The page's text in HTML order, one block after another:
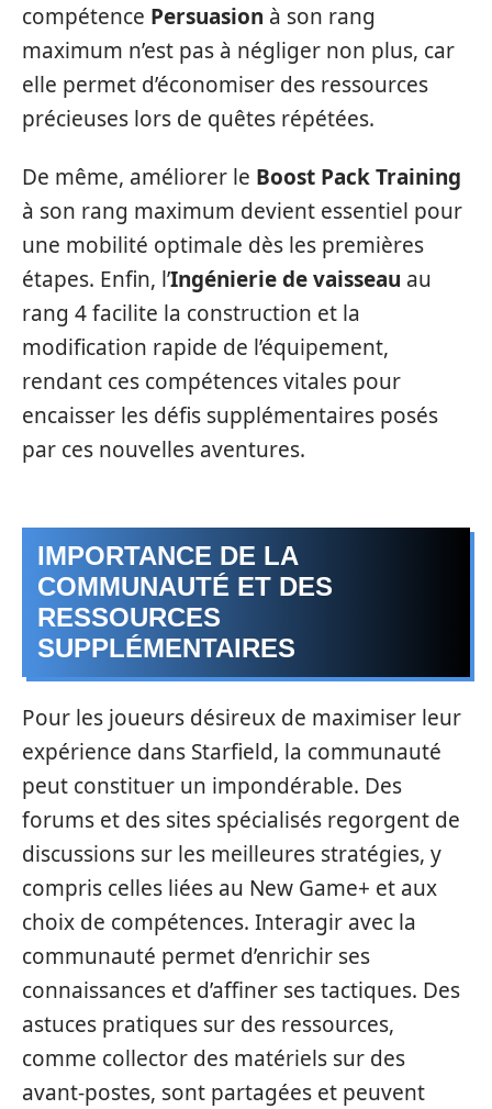
compétence Persuasion à son rang
maximum n’est pas à négliger non plus, car
elle permet d’économiser des ressources
précieuses lors de quêtes répétées.
De même, améliorer le Boost Pack Training
à son rang maximum devient essentiel pour
une mobilité optimale dès les premières
étapes. Enfin, l’Ingénierie de vaisseau au
rang 4 facilite la construction et la
modification rapide de l’équipement,
rendant ces compétences vitales pour
encaisser les défis supplémentaires posés
par ces nouvelles aventures.
IMPORTANCE DE LA
COMMUNAUTÉ ET DES
RESSOURCES
SUPPLÉMENTAIRES
Pour les joueurs désireux de maximiser leur
expérience dans Starfield, la communauté
peut constituer un impondérable. Des
forums et des sites spécialisés regorgent de
discussions sur les meilleures stratégies, y
compris celles liées au New Game+ et aux
choix de compétences. Interagir avec la
communauté permet d’enrichir ses
connaissances et d’affiner ses tactiques. Des
astuces pratiques sur des ressources,
comme collector des matériels sur des
avant-postes, sont partagées et peuvent